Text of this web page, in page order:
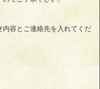
容とご連絡先を入れてくだ